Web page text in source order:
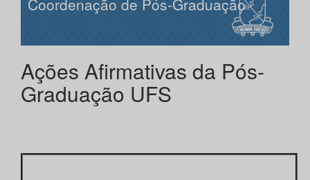
Coordenação de Pós-Graduação
Ações Afirmativas da Pós-
Graduação UFS